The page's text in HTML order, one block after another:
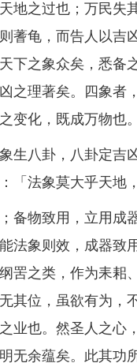
地之过也；万民失
蓍龟，而告人以吉
下之象众矣，悉备
之理著矣。四象者
变化，既成万物也
八卦，八卦定吉凶
「法象莫大乎天地
物致用，立用成器
法象则效，成器致
罟之类，作为耒耜
其位，虽欲有为，
业也。然圣人之心
无余蕴矣。此其功